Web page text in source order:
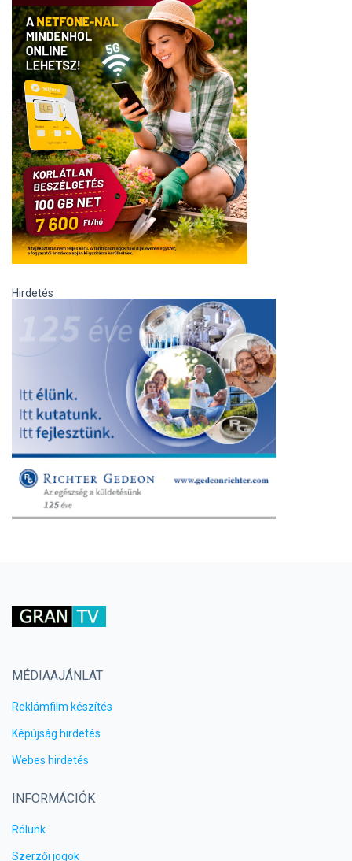
Hirdetés
MÉDIAAJÁNLAT
Reklámfilm készítés
Képújság hirdetés
Webes hirdetés
INFORMÁCIÓK
Rólunk
Szerzői jogok